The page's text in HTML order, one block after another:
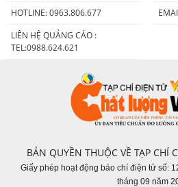
HOTLINE: 0963.806.677
LIÊN HỆ QUẢNG CÁO :
TEL:0988.624.621
BẢN QUYỀN THUỘC VỀ TẠP CHÍ
Giấy phép hoạt động báo chí điện tử số:
tháng 09 năm